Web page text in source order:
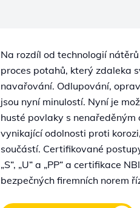
Na rozdíl od technologií
proces potahů, který zdaleka
navařování. Odlupování,
jsou nyní minulostí. Nyní je
husté povlaky s nenaředěným
vynikající odolnosti proti
součástí. Certifikované
„S“, „U“ a „PP“ a certifikace
bezpečných firemních norem